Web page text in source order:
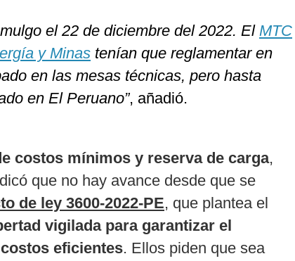
el 22 de diciembre del 2022. El MTC
y Minas tenían que reglamentar en
en las mesas técnicas, pero hasta
en El Peruano”, añadió.
costos mínimos y reserva de carga,
que no hay avance desde que se
de ley 3600-2022-PE, que plantea el
vigilada para garantizar el
eficientes. Ellos piden que sea